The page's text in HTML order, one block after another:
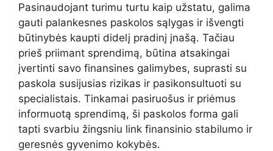
Pasinaudojant turimu turtu kaip užstatu, galima
gauti palankesnes paskolos sąlygas ir išvengti
būtinybės kaupti didelį pradinį įnašą. Tačiau
prieš priimant sprendimą, būtina atsakingai
įvertinti savo finansines galimybes, suprasti su
paskola susijusias rizikas ir pasikonsultuoti su
specialistais. Tinkamai pasiruošus ir priėmus
informuotą sprendimą, ši paskolos forma gali
tapti svarbiu žingsniu link finansinio stabilumo ir
geresnės gyvenimo kokybės.